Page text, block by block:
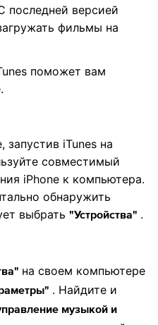
версией
фильмы на
поможет вам
запустив iTunes на
совместимый
iPhone к компьютера.
обнаружить
выбрать "Устройства" .
на своем компьютере
. Найдите и
музыкой и